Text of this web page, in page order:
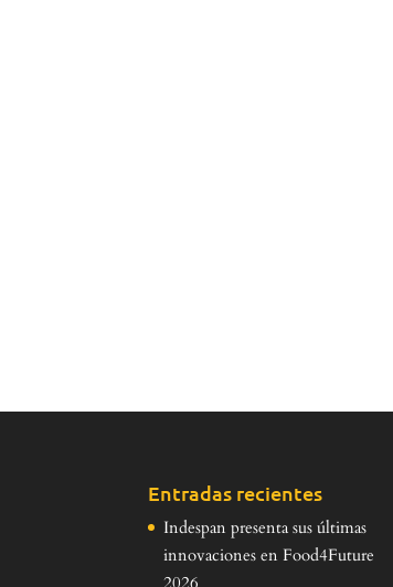
Entradas recientes
Indespan presenta sus últimas
innovaciones en Food4Future
2026